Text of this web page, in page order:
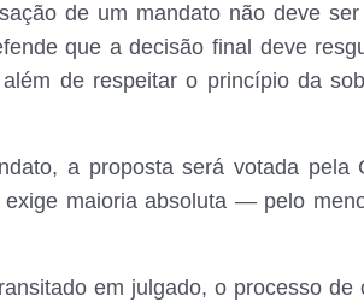
de um mandato não deve ser
que a decisão final deve
de respeitar o princípio da
a proposta será votada pela
exige maioria absoluta — pelo
em julgado, o processo de